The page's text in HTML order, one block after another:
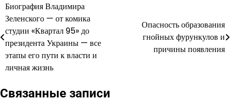
Навигация
по
записям
Биография Владимира
Зеленского — от комика
студии «Квартал 95» до
президента Украины — все
этапы его пути к власти и
личная жизнь
Опасность образования
гнойных фурункулов и
причины появления
Связанные записи